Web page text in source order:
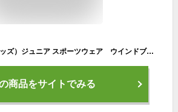
プーマ（PUMA）（キッズ）ジュニア スポーツウェア ウインドブレーカー ボーイズ トレーニング ジャケット 847513 06 RED
商品をサイトでみる